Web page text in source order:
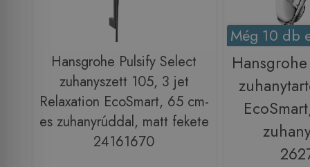
Hansgrohe Pulsify Select
zuhanyszett 105, 3 jet
Relaxation EcoSmart, 65 cm-
es zuhanyrúddal, matt fekete
24161670
Még 10 db